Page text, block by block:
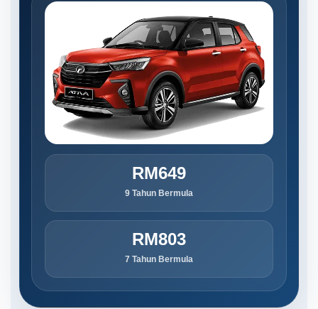
RM649
9 Tahun Bermula
RM803
7 Tahun Bermula